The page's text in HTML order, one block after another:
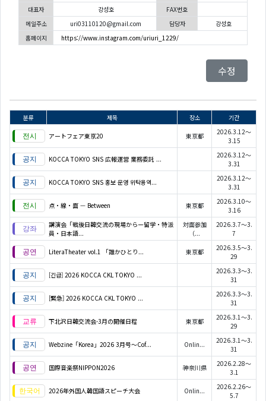
대표자
강성호
FAX번호
메일주소
uri03110120@gmail.com 담당자
강성호
홈페이지
https://www.instagram.com/uriuri_1229/
수정
분류 제목 장소 기간
アートフェア東京20 東京都
2026.3.12～
3.15
KOCCA TOKYO SNS 広報運営 業務委託 ...
2026.3.12～
3.31
KOCCA TOKYO SNS 홍보 운영 위탁용역...
2026.3.12～
3.31
点・線・面 — Between 東京都
2026.3.10～
3.16
講演会「戦後日韓交流の現場からー留学・特派
員・日本語...
対面参加
（...
2026.3.7～3.
7
LiteraTheater vol.1 「誰かひとり... 東京都
2026.3.5～3.
29
[긴급] 2026 KOCCA CKL TOKYO ...
2026.3.3～3.
31
[緊急] 2026 KOCCA CKL TOKYO ...
2026.3.3～3.
31
下北沢日韓交流会-3月の開催日程 東京都
2026.3.1～3.
29
Webzine「Korea」2026 3月号～Cof... Onlin...
2026.3.1～3.
31
国際音楽祭NIPPON2026 神奈川県
2026.2.28～
3.1
2026年外国人韓国語スピーチ大会 Onlin...
2026.2.26～
5.7